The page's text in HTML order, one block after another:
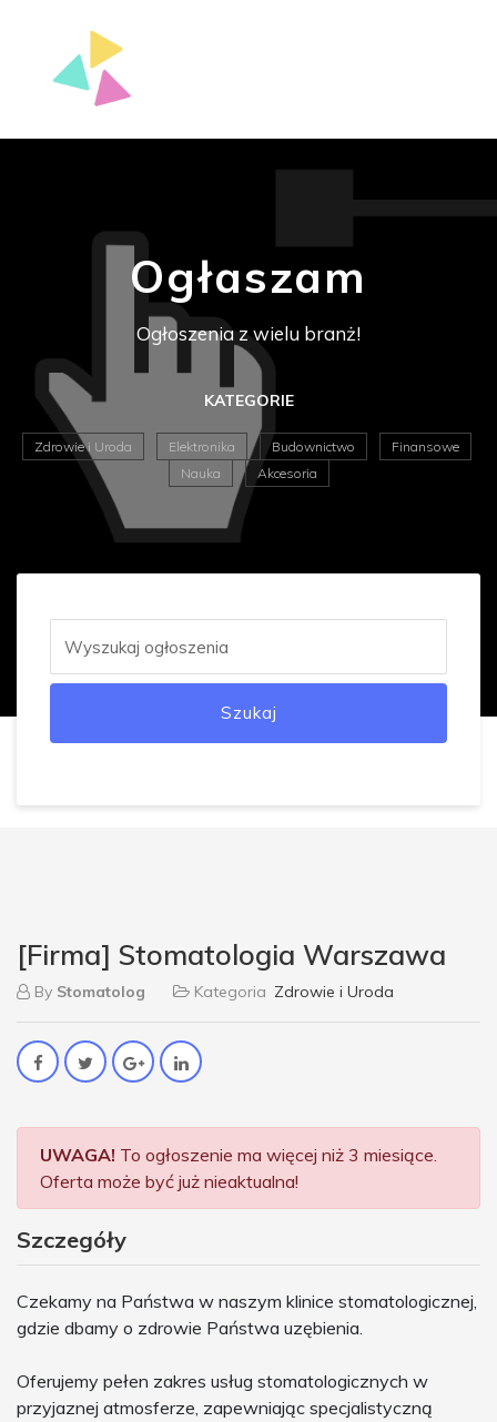
Ogłaszam
Ogłoszenia z wielu branż!
KATEGORIE
Zdrowie i Uroda Elektronika Budownictwo
Finansowe
Nauka
Akcesoria
Szukaj
[Firma] Stomatologia Warszawa
By Stomatolog Kategoria Zdrowie i Uroda
UWAGA! To ogłoszenie ma więcej niż 3 miesiące.
Oferta może być już nieaktualna!
Szczegóły
Czekamy na Państwa w naszym klinice stomatologicznej,
gdzie dbamy o zdrowie Państwa uzębienia.
Oferujemy pełen zakres usług stomatologicznych w
przyjaznej atmosferze, zapewniając specjalistyczną